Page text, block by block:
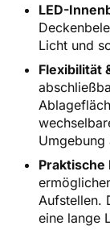
LED-
Licht und
Flexibilität
Umgebung
Praktische
Aufstellen.
eine lange